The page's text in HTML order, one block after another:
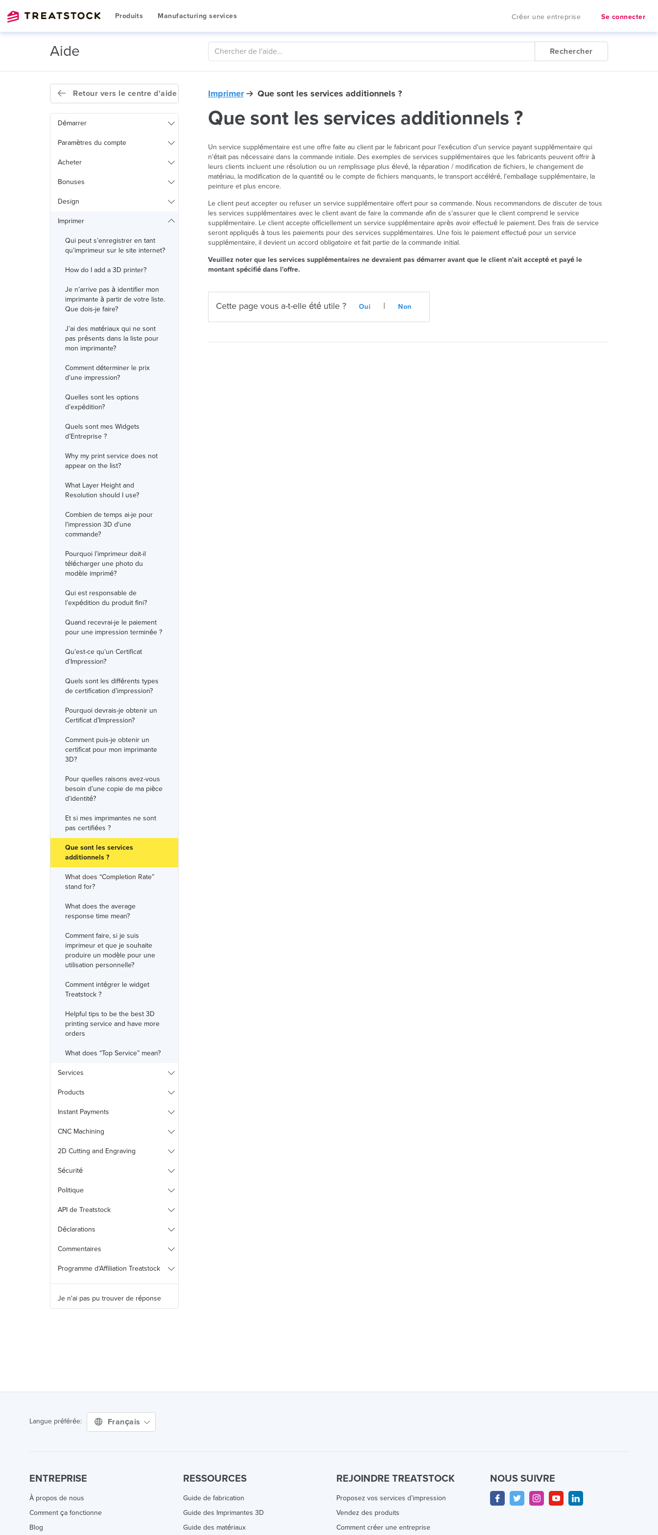
Produits Manufacturing services Créer une entreprise Se connecter
Aide Rechercher
Retour vers le centre d'aide
Démarrer
Paramètres du compte
Acheter
Bonuses
Design
Imprimer
Qui peut s’enregistrer en tant
qu’imprimeur sur le site internet?
How do I add a 3D printer?
Je n’arrive pas à identifier mon
imprimante à partir de votre liste.
Que dois-je faire?
J’ai des matériaux qui ne sont
pas présents dans la liste pour
mon imprimante?
Comment déterminer le prix
d’une impression?
Quelles sont les options
d’expédition?
Quels sont mes Widgets
d’Entreprise ?
Why my print service does not
appear on the list?
What Layer Height and
Resolution should I use?
Combien de temps ai-je pour
l'impression 3D d'une
commande?
Pourquoi l’imprimeur doit-il
télécharger une photo du
modèle imprimé?
Qui est responsable de
l’expédition du produit fini?
Quand recevrai-je le paiement
pour une impression terminée ?
Qu’est-ce qu’un Certificat
d’Impression?
Quels sont les différents types
de certification d’impression?
Pourquoi devrais-je obtenir un
Certificat d’Impression?
Comment puis-je obtenir un
certificat pour mon imprimante
3D?
Pour quelles raisons avez-vous
besoin d’une copie de ma pièce
d’identité?
Et si mes imprimantes ne sont
pas certifiées ?
Que sont les services
additionnels ?
What does “Completion Rate”
stand for?
What does the average
response time mean?
Comment faire, si je suis
imprimeur et que je souhaite
produire un modèle pour une
utilisation personnelle?
Comment intégrer le widget
Treatstock ?
Helpful tips to be the best 3D
printing service and have more
orders
What does “Top Service” mean?
Services
Products
Instant Payments
CNC Machining
2D Cutting and Engraving
Sécurité
Politique
API de Treatstock
Déclarations
Commentaires
Programme d'Affiliation Treatstock
Je n'ai pas pu trouver de réponse
Imprimer Que sont les services additionnels ?
Que sont les services additionnels ?
Un service supplémentaire est une offre faite au client par le fabricant pour l'exécution d'un service payant supplémentaire qui
n'était pas nécessaire dans la commande initiale. Des exemples de services supplémentaires que les fabricants peuvent offrir à
leurs clients incluent une résolution ou un remplissage plus élevé, la réparation / modification de fichiers, le changement de
matériau, la modification de la quantité ou le compte de fichiers manquants, le transport accéléré, l'emballage supplémentaire, la
peinture et plus encore.
Le client peut accepter ou refuser un service supplémentaire offert pour sa commande. Nous recommandons de discuter de tous
les services supplémentaires avec le client avant de faire la commande afin de s'assurer que le client comprend le service
supplémentaire. Le client accepte officiellement un service supplémentaire après avoir effectué le paiement. Des frais de service
seront appliqués à tous les paiements pour des services supplémentaires. Une fois le paiement effectué pour un service
supplémentaire, il devient un accord obligatoire et fait partie de la commande initial.
Veuillez noter que les services supplémentaires ne devraient pas démarrer avant que le client n'ait accepté et payé le
montant spécifié dans l'offre.
Cette page vous a-t-elle été utile ? Oui | Non
Langue préférée: Français
ENTREPRISE
À propos de nous
Comment ça fonctionne
Blog
RESSOURCES
Guide de fabrication
Guide des Imprimantes 3D
Guide des matériaux
REJOINDRE TREATSTOCK
Proposez vos services d’impression
Vendez des produits
Comment créer une entreprise
NOUS SUIVRE